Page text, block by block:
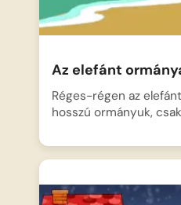
Az elefánt
Réges-régen az
hosszú ormányuk,